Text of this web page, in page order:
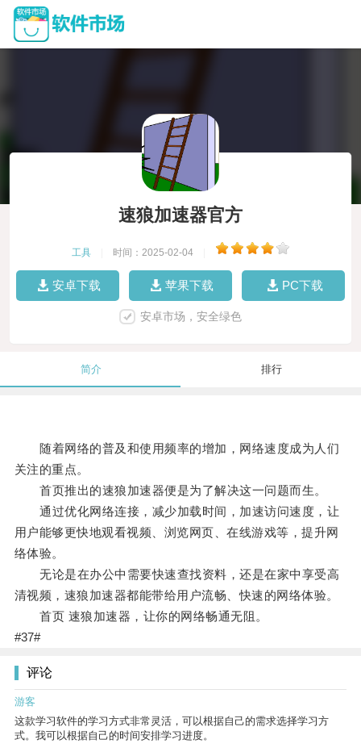
速狼加速器官方
工具 时间：2025-02-04
安卓下载 苹果下载 PC下载
安卓市场，安全绿色
简介 排行
随着网络的普及和使用频率的增加，网络速度成为人们
关注的重点。
首页推出的速狼加速器便是为了解决这一问题而生。
通过优化网络连接，减少加载时间，加速访问速度，让
用户能够更快地观看视频、浏览网页、在线游戏等，提升网
络体验。
无论是在办公中需要快速查找资料，还是在家中享受高
清视频，速狼加速器都能带给用户流畅、快速的网络体验。
首页 速狼加速器，让你的网络畅通无阻。
#37#
评论
游客
这款学习软件的学习方式非常灵活，可以根据自己的需求选择学习方
式。我可以根据自己的时间安排学习进度。